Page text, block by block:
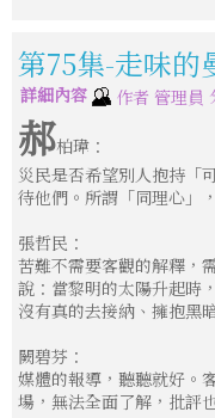
第75集-走味的
詳細內容 作者 管理員
郝柏瑋：
災民是否希望別人抱持「
待他們。所謂「同理心」
張哲民：
苦難不需要客觀的解釋，
說：當黎明的太陽升起時
沒有真的去接納、擁抱黑
闕碧芬：
媒體的報導，聽聽就好。
場，無法全面了解，批評